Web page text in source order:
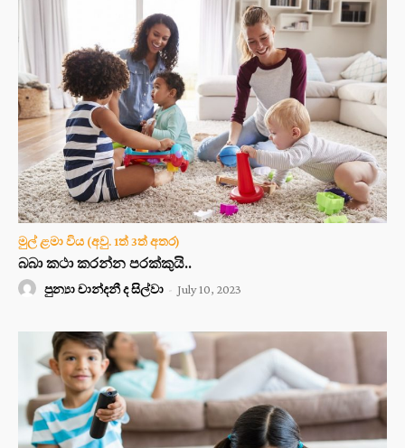
මුල් ළමා විය (අවු. 1ත් 3ත් අතර)
බබා කථා කරන්න පරක්කුයි..
පුන්‍යා චාන්දනී ද සිල්වා - July 10, 2023